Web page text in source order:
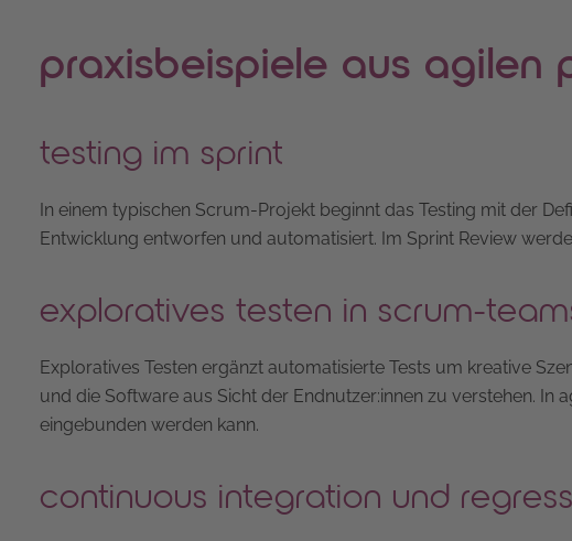
praxisbeispiele aus agilen
testing im sprint
In einem typischen Scrum-Projekt beginnt das Testing mit der
Entwicklung entworfen und automatisiert. Im Sprint Review
exploratives testen in scrum-
Exploratives Testen ergänzt automatisierte Tests um kreative
und die Software aus Sicht der Endnutzer:innen zu verstehen. In
eingebunden werden kann.
continuous integration und